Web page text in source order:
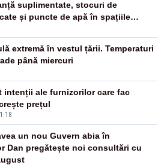
suplimentate, stocuri de
și puncte de apă în spațiile
extremă în vestul țării. Temperaturi
până miercuri
intenții ale furnizorilor care fac
prețul
un nou Guvern abia în
Dan pregătește noi consultări cu